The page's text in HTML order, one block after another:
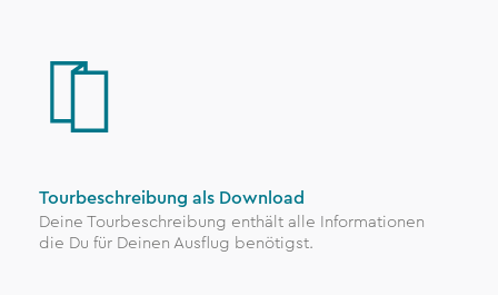
Tourbeschreibung als Download
Deine Tourbeschreibung enthält alle Informationen
die Du für Deinen Ausflug benötigst.